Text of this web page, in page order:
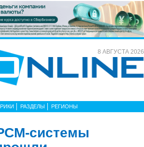
8 АВГУСТА 2026
РАЗДЕЛЫ РЕГИОНЫ
системы